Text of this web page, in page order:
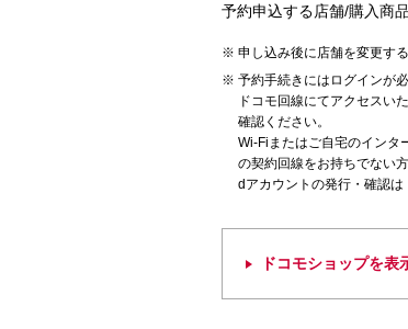
予約申込する店舗/購入商
申し込み後に店舗を変更す
予約手続きにはログインが必
ドコモ回線にてアクセスい
確認ください。
Wi-Fiまたはご自宅のインタ
の契約回線をお持ちでない
dアカウントの発行・確認は
ドコモショップを表